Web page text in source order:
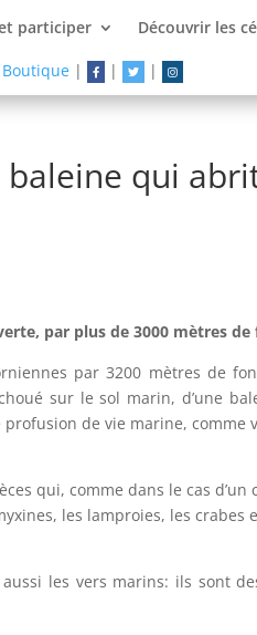
participer Découvrir les
Boutique| | |
baleine qui
par plus de 3000 mètres de
par 3200 mètres de
sur le sol marin, d’une
de vie marine, comme
qui, comme dans le cas
les lamproies, les crabes
les vers marins: ils sont